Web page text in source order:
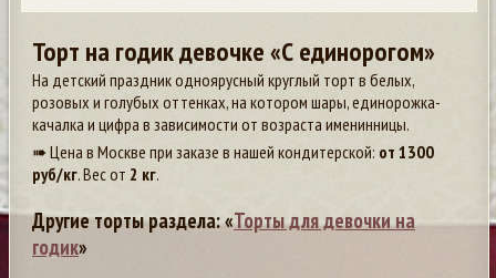
Торт на годик девочке «С единорогом»
На детский праздник одноярусный круглый торт в белых,
розовых и голубых оттенках, на котором шары, единорожка-
качалка и цифра в зависимости от возраста именинницы.
➠ Цена в Москве при заказе в нашей кондитерской: от 1300
руб/кг. Вес от 2 кг.
Другие торты раздела: «Торты для девочки на
годик»